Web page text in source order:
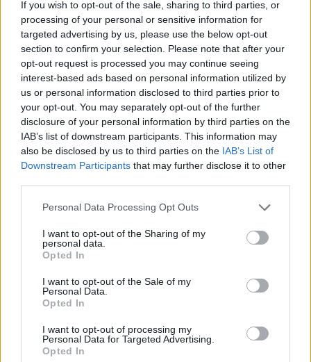
If you wish to opt-out of the sale, sharing to third parties, or
processing of your personal or sensitive information for
targeted advertising by us, please use the below opt-out
section to confirm your selection. Please note that after your
opt-out request is processed you may continue seeing
interest-based ads based on personal information utilized by
us or personal information disclosed to third parties prior to
your opt-out. You may separately opt-out of the further
disclosure of your personal information by third parties on the
IAB’s list of downstream participants. This information may
also be disclosed by us to third parties on the IAB’s List of
Downstream Participants that may further disclose it to other
Personal Data Processing Opt Outs
I want to opt-out of the Sharing of my
personal data.
Opted In
I want to opt-out of the Sale of my
Personal Data.
Opted In
I want to opt-out of processing my
Personal Data for Targeted Advertising.
Opted In
ΔΕΙΤΕ ΕΠΙΣΗΣ
ΣΤΗΝ ΙΔΙΑ ΚΑΤΗΓΟΡΙΑ
Γιατί γεμίζουμε σπυράκια στις
διακοπές και πώς θα τα
προλάβεις
ΣΉΜΕΡΑ
Τι πρέπει να αλλάξεις
μεγαλύτερα λάθη στις σχέσεις
Τα 4 συχνότερα ερωτικά ατοπήματα των
Γιατί ο εγκέφαλος είναι
βάρος που χάσατε ‑ Τι λέει η
επιστήμη